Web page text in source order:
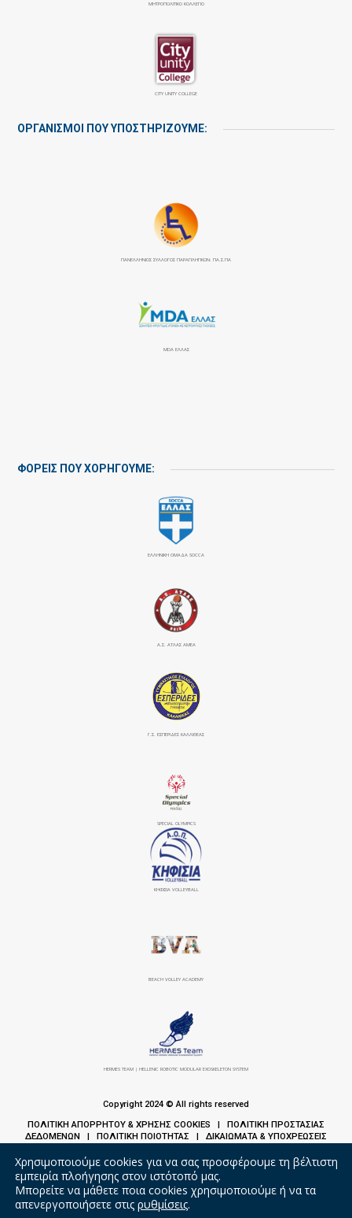
ΜΗΤΡΟΠΟΛΙΤΙΚΟ ΚΟΛΛΕΓΙΟ
CITY UNITY COLLEGE
ΟΡΓΑΝΙΣΜΟΙ ΠΟΥ ΥΠΟΣΤΗΡΙΖΟΥΜΕ:
ΠΑΝΕΛΛΉΝΙΟΣ ΣΎΛΛΟΓΟΣ ΠΑΡΑΠΛΗΓΙΚΏΝ: ΠΑ.Σ.ΠΑ
MDA ΕΛΛΑΣ
ΦΟΡΕΙΣ ΠΟΥ ΧΟΡΗΓΟΥΜΕ:
ΕΛΛΗΝΙΚΗ ΟΜΑΔΑ SOCCA
Α.Σ. ΑΤΛΑΣ ΑΜΕΑ
Γ.Σ. ΕΣΠΕΡΙΔΕΣ ΚΑΛΛΙΘΕΑΣ
SPECIAL OLYMPICS
ΚΗΦΙΣΙΆ VOLLEYBALL
BEACH VOLLEY ACADEMY
HERMES TEAM | HELLENIC ROBOTIC MODULAR EXOSKELETON SYSTEM
Copyright 2024 © All rights reserved
ΠΟΛΙΤΙΚΗ ΑΠΟΡΡΗΤΟΥ & ΧΡΗΣΗΣ COOKIES | ΠΟΛΙΤΙΚΗ ΠΡΟΣΤΑΣΙΑΣ
ΔΕΔΟΜΕΝΩΝ | ΠΟΛΙΤΙΚΗ ΠΟΙΟΤΗΤΑΣ | ΔΙΚΑΙΩΜΑΤΑ & ΥΠΟΧΡΕΩΣΕΙΣ
Χρησιμοποιούμε cookies για να σας προσφέρουμε τη βέλτιστη
εμπειρία πλοήγησης στον ιστότοπό μας.
Μπορείτε να μάθετε ποια cookies χρησιμοποιούμε ή να τα
απενεργοποιήσετε στις ρυθμίσεις.